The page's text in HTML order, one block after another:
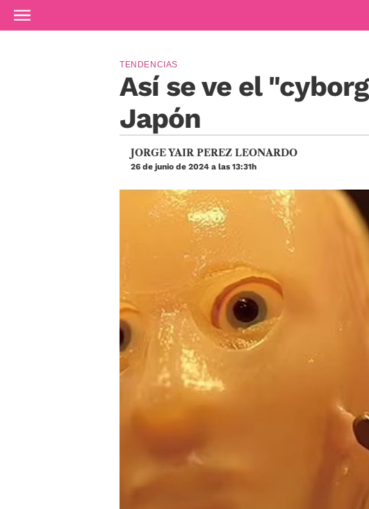
Ir al contenido principal
Así se ve el
Japón
TENDENCIAS
JORGE YAIR PEREZ LEONARDO
26 de junio de 2024 a las 13:31h